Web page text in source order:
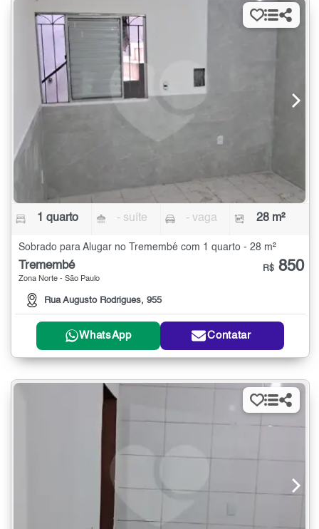
1 quarto - suíte - vaga 28 m²
Sobrado para Alugar no Tremembé com 1 quarto - 28 m²
Tremembé
Zona Norte - São Paulo
Rua Augusto Rodrigues, 955
R$ 850
WhatsApp Contatar